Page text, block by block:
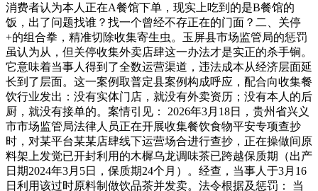
消费者认为本人正在A餐馆下单，现实上吃到的是B餐馆的
饭，出了问题找谁？找一个曾经不存正在的门面？二、关停
+的组合拳，精准切除收集寄生虫。玉屏县市场监管局的惩罚
虽认为从，但关停收集外卖店肆这一办法才是实正的杀手锏。
它意味着当事人得到了全数运营渠道，违法成本从经济层面延
长到了层面。这一案例取普定县案例构成呼应，配合向收集餐
饮行业发出：没有实体门店，就没有外卖资历；没有本人的后
厨，就没有接单的。案情引见： 2026年3月18日，贵州省兴义
市市场监管局法律人员正在开展收集餐饮食物平安专项查抄
时，对某平台某某店肆线下运营场合进行查抄，正在操做间原
料架上发觉已开封利用的木樨乌龙调味茶已跨越保质期（出产
日期2024年3月5日，保质期24个月）。经查，当事人于3月16
日利用该过时原料制做饮品茶并发卖。法令根据及惩罚： 当